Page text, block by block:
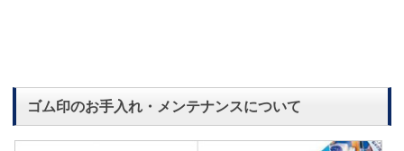
ゴム印のお手入れ・メンテナンスについて